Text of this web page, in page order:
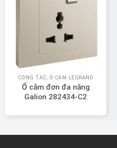
CÔNG TẮC, Ổ CẮM LEGRAND
Ổ cắm đơn đa năng
Galion 282434-C2